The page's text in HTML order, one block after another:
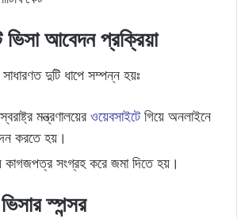
ভিসা আবেদন প্রক্রিয়া
দুটি ধাপে সম্পন্ন হয়ঃ
মন্ত্রণালয়েরওয়েবসাইটেগিয়ে অনলাইনে
করতে হয়।
সংগ্রহ করে জমা দিতে হয়।
স্পন্সর